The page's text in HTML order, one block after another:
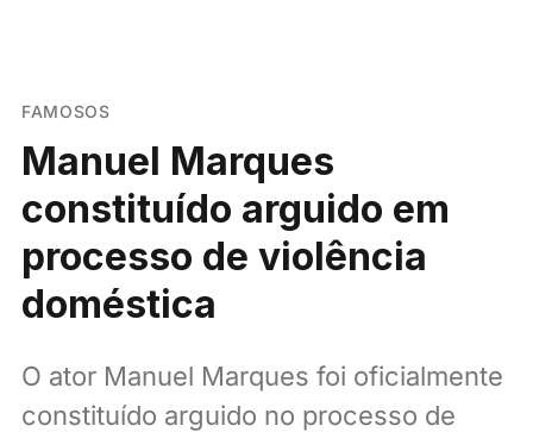
FAMOSOS
Manuel Marques
constituído arguido em
processo de violência
doméstica
O ator Manuel Marques foi oficialmente
constituído arguido no processo de